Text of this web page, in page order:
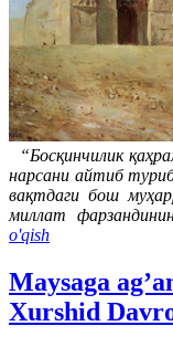
“Босқинчилик
нарсани айтиб
вақтдаги бош
миллат
o'qish
Maysaga
Xurshid